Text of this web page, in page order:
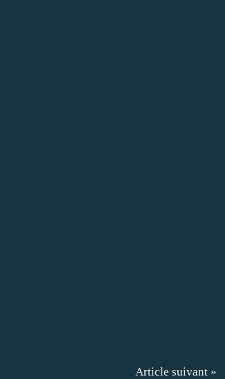
Article suivant »